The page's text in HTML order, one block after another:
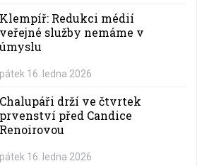
Klempíř: Redukci médií
veřejné služby nemáme v
úmyslu
pátek 16. ledna 2026
Chalupáři drží ve čtvrtek
prvenství před Candice
Renoirovou
pátek 16. ledna 2026